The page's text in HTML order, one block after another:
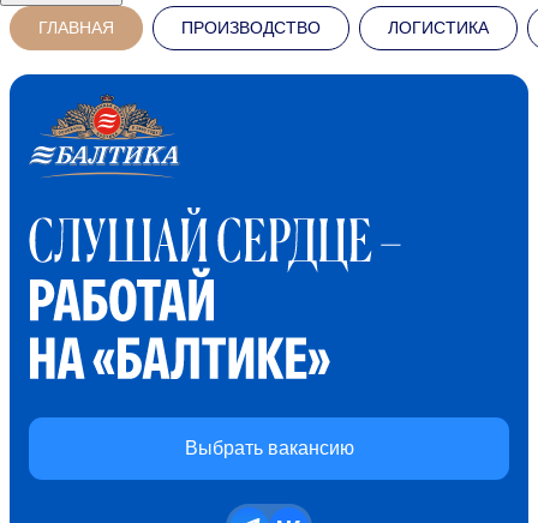
ГЛАВНАЯ ПРОИЗВОДСТВО ЛОГИСТИКА
Балтика
Выбрать вакансию